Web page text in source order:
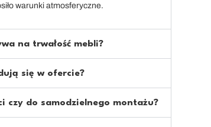
warunki atmosferyczne.
na trwałość mebli?
się w ofercie?
czy do samodzielnego montażu?